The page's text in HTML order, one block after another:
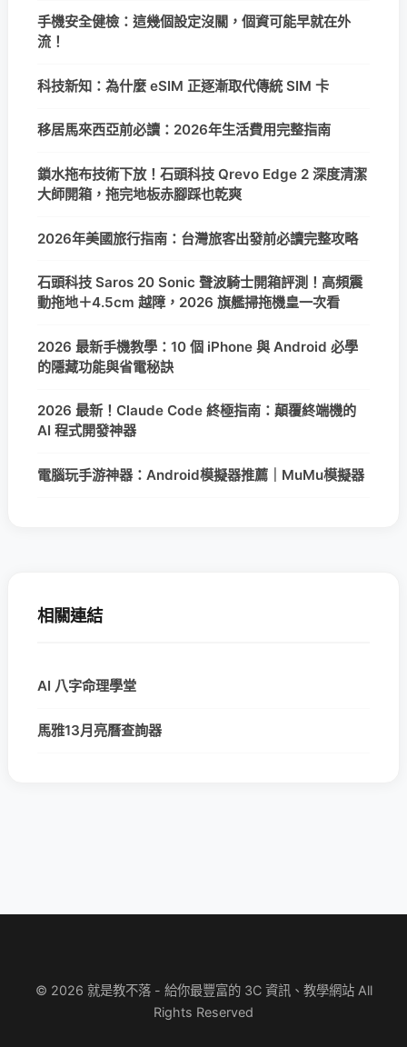
手機安全健檢：這幾個設定沒關，個資可能早就在外
流！
科技新知：為什麼 eSIM 正逐漸取代傳統 SIM 卡
移居馬來西亞前必讀：2026年生活費用完整指南
鎖水拖布技術下放！石頭科技 Qrevo Edge 2 深度清潔
大師開箱，拖完地板赤腳踩也乾爽
2026年美國旅行指南：台灣旅客出發前必讀完整攻略
石頭科技 Saros 20 Sonic 聲波騎士開箱評測！高頻震
動拖地＋4.5cm 越障，2026 旗艦掃拖機皇一次看
2026 最新手機教學：10 個 iPhone 與 Android 必學
的隱藏功能與省電秘訣
2026 最新！Claude Code 終極指南：顛覆終端機的
AI 程式開發神器
電腦玩手游神器：Android模擬器推薦｜MuMu模擬器
相關連結
AI 八字命理學堂
馬雅13月亮曆查詢器
© 2026 就是教不落 - 給你最豐富的 3C 資訊、教學網站 All
Rights Reserved